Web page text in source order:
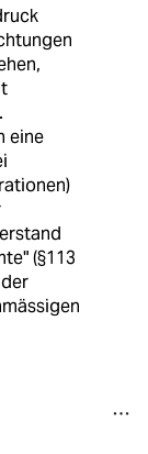
eine
(§113